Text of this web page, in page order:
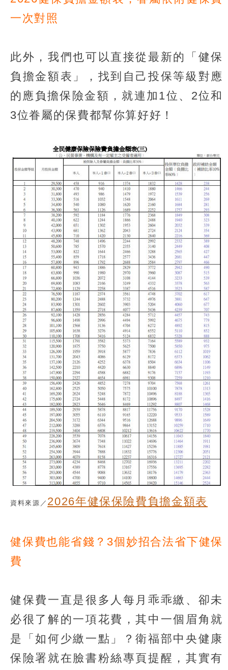
一次對照
此外，我們也可以直接從最新的「健保
負擔金額表」，找到自己投保等級對應
的應負擔保險金額，就連加1位、2位和
3位眷屬的保費都幫你算好好！
資料來源／ 2026年健保保險費負擔金額表
健保費也能省錢？3個妙招合法省下健保
費
健保費一直是很多人每月乖乖繳、卻未
必很了解的一項花費，其中一個眉角就
是「如何少繳一點」？衛福部中央健康
保險署就在臉書粉絲專頁提醒，其實有